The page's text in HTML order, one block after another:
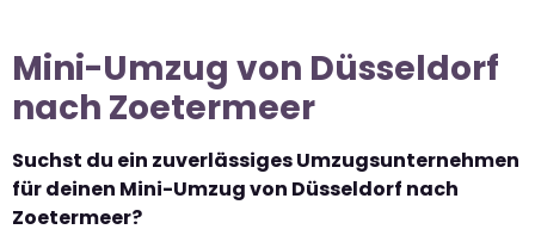
Mini-Umzug von Düsseldorf
nach Zoetermeer
Suchst du ein zuverlässiges Umzugsunternehmen
für deinen Mini-Umzug von Düsseldorf nach
Zoetermeer?